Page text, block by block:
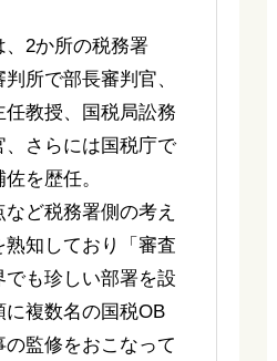
、2か所の税務署
所で部長審判官、
教授、国税局訟務
、さらには国税庁で
を歴任。
ど税務署側の考え
知しており「審査
も珍しい部署を設
に複数名の国税OB
監修をおこなって